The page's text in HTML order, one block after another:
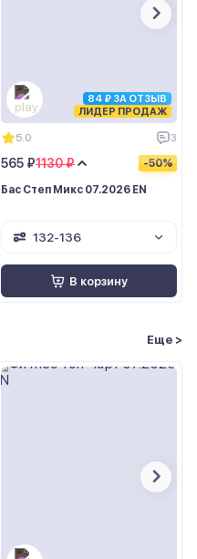
84 ₽ ЗА ОТЗЫВ
ЛИДЕР ПРОДАЖ
5.0 3
1130 ₽
565 ₽ -50%
Бас Степ Микс 07.2026 EN
132-136
В корзину
Еще >